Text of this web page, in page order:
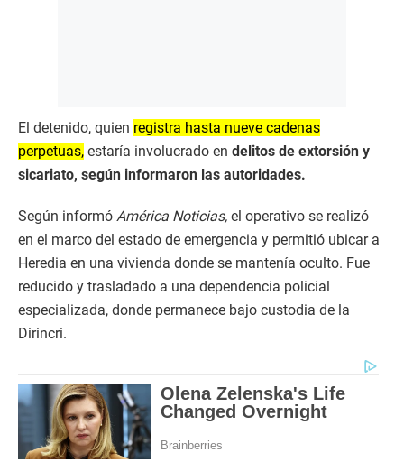
El detenido, quien registra hasta nueve cadenas
perpetuas, estaría involucrado en delitos de extorsión y
sicariato, según informaron las autoridades.
Según informó América Noticias, el operativo se realizó
en el marco del estado de emergencia y permitió ubicar a
Heredia en una vivienda donde se mantenía oculto. Fue
reducido y trasladado a una dependencia policial
especializada, donde permanece bajo custodia de la
Dirincri.